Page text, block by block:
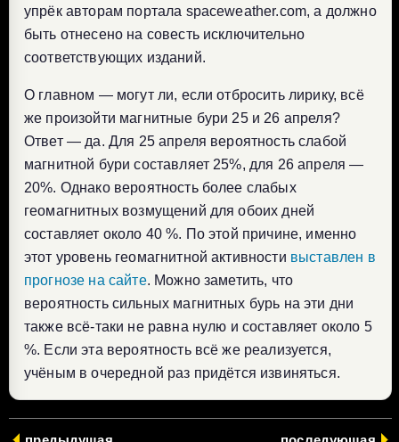
упрёк авторам портала spaceweather.com, а должно
быть отнесено на совесть исключительно
соответствующих изданий.
О главном — могут ли, если отбросить лирику, всё
же произойти магнитные бури 25 и 26 апреля?
Ответ — да. Для 25 апреля вероятность слабой
магнитной бури составляет 25%, для 26 апреля —
20%. Однако вероятность более слабых
геомагнитных возмущений для обоих дней
составляет около 40 %. По этой причине, именно
этот уровень геомагнитной активности выставлен в
прогнозе на сайте. Можно заметить, что
вероятность сильных магнитных бурь на эти дни
также всё-таки не равна нулю и составляет около 5
%. Если эта вероятность всё же реализуется,
учёным в очередной раз придётся извиняться.